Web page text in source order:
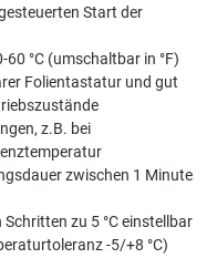
Start der
°C (umschaltbar in °F)
Folientastatur und gut
z.B. bei
zwischen 1 Minute
zu 5 °C einstellbar
-5/+8 °C)